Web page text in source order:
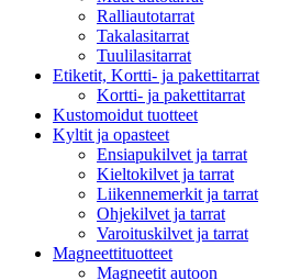
Ralliautotarrat
Takalasitarrat
Tuulilasitarrat
Etiketit, Kortti- ja pakettitarrat
Kortti- ja pakettitarrat
Kustomoidut tuotteet
Kyltit ja opasteet
Ensiapukilvet ja tarrat
Kieltokilvet ja tarrat
Liikennemerkit ja tarrat
Ohjekilvet ja tarrat
Varoituskilvet ja tarrat
Magneettituotteet
Magneetit autoon